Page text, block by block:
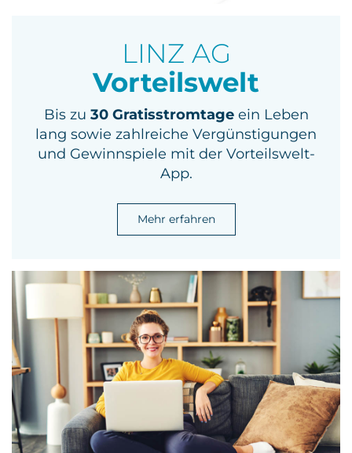
LINZ AG
Vorteilswelt
Bis zu 30 Gratisstromtageein Leben
lang sowie zahlreiche Vergünstigungen
und Gewinnspiele mit der Vorteilswelt-
App.
Mehr erfahren